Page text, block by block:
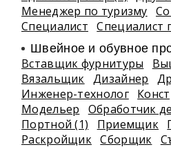
Менеджер по туризму
Специалист
Специалист
Швейное и обувное
Вставщик фурнитуры
Вязальщик Дизайнер
Инженер-технолог
Модельер
Обработчик
Портной (1)
Приемщик
Раскройщик Сборщик